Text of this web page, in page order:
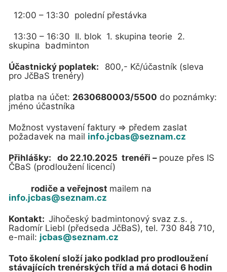
12:00 – 13:30 polední přestávka
13:30 – 16:30 II. blok 1. skupina teorie 2.
skupina badminton
Účastnický poplatek: 800,- Kč/účastník (sleva
pro JčBaS trenéry)
platba na účet: 2630680003/5500 do poznámky:
jméno účastníka
Možnost vystavení faktury => předem zaslat
požadavek na mail info.jcbas@seznam.cz
Přihlášky: do 22.10.2025 trenéři – pouze přes IS
ČBaS (prodloužení licencí)
rodiče a veřejnost mailem na
info.jcbas@seznam.cz
Kontakt: Jihočeský badmintonový svaz z.s. ,
Radomír Liebl (předseda JčBaS), tel. 730 848 710,
e-mail: jcbas@seznam.cz
Toto školení složí jako podklad pro prodloužení
stávajících trenérských tříd a má dotaci 6 hodin